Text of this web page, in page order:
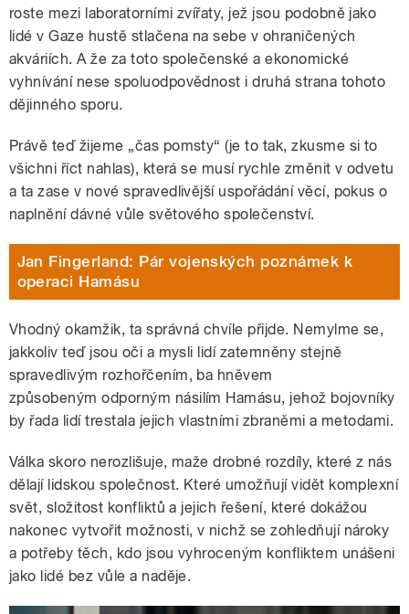
roste mezi laboratorními zvířaty, jež jsou podobně jako
lidé v Gaze hustě stlačena na sebe v ohraničených
akváriích. A že za toto společenské a ekonomické
vyhnívání nese spoluodpovědnost i druhá strana tohoto
dějinného sporu.
Právě teď žijeme „čas pomsty“ (je to tak, zkusme si to
všichni říct nahlas), která se musí rychle změnit v odvetu
a ta zase v nové spravedlivější uspořádání věcí, pokus o
naplnění dávné vůle světového společenství.
Jan Fingerland: Pár vojenských poznámek k
operaci Hamásu
Vhodný okamžik, ta správná chvíle přijde. Nemylme se,
jakkoliv teď jsou oči a mysli lidí zatemněny stejně
spravedlivým rozhořčením, ba hněvem
způsobeným odporným násilím Hamásu, jehož bojovníky
by řada lidí trestala jejich vlastními zbraněmi a metodami.
Válka skoro nerozlišuje, maže drobné rozdíly, které z nás
dělají lidskou společnost. Které umožňují vidět komplexní
svět, složitost konfliktů a jejich řešení, které dokážou
nakonec vytvořit možnosti, v nichž se zohledňují nároky
a potřeby těch, kdo jsou vyhroceným konfliktem unášeni
jako lidé bez vůle a naděje.